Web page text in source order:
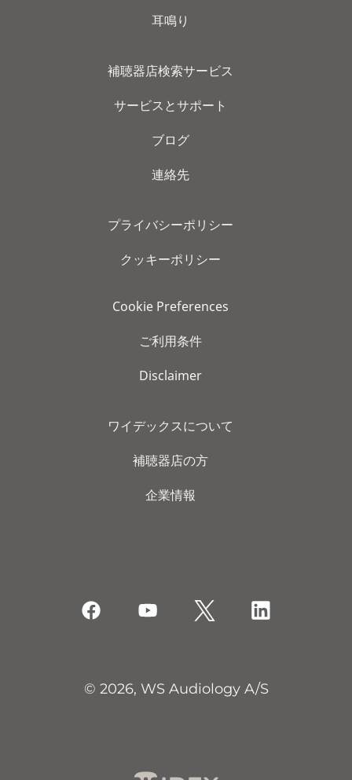
耳鳴り
補聴器店検索サービス
サービスとサポート
ブログ
連絡先
プライバシーポリシー
クッキーポリシー
Cookie Preferences
ご利用条件
Disclaimer
ワイデックスについて
補聴器店の方
企業情報
© 2026, WS Audiology A/S